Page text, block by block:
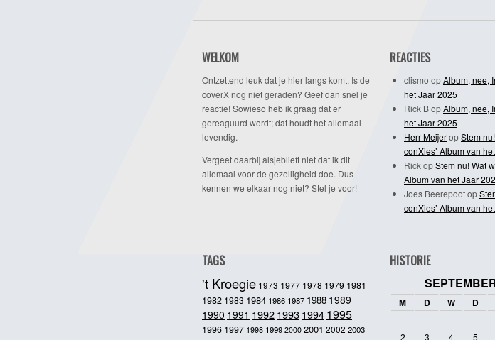
WELKOM
Ontzettend leuk dat je hier langs komt. Is de
coverX nog niet geraden? Geef dan snel je
reactie! Sowieso heb ik graag dat er
gereaguurd wordt; dat houdt het allemaal
levendig.
Vergeet daarbij alsjeblieft niet dat ik dit
allemaal voor de gezelligheid doe. Dus
kennen we elkaar nog niet? Stel je voor!
REACTIES
clismo opAlbum, nee,
het Jaar 2025
Rick BopAlbum, nee,
het Jaar 2025
Herr MeijeropStem
conXies’ Album van
RickopStem nu! Wat
Album van het Jaar
Joes Beerepootop
conXies’ Album van
TAGS
't Kroegie 1973 1977 1978 1979 1981
1982 1983 1984 1986 1987 1988 1989
1990 1991 19921993 1994 1995
1996 1997 1998 1999 2000 2001 2002 2003
HISTORIE
M D W D
2
3 4 5